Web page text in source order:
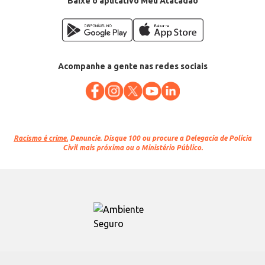
Acompanhe a gente nas redes sociais
Racismo é crime. Denuncie. Disque 100 ou procure a Delegacia de Polícia
Civil mais próxima ou o Ministério Público.